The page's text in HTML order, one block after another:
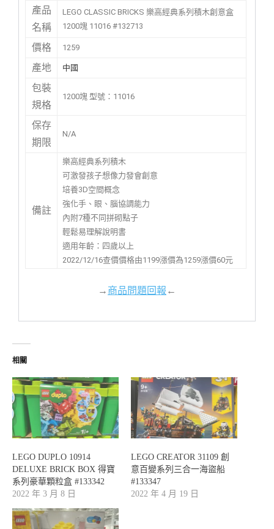
產品
名稱
LEGO CLASSIC BRICKS 樂高經典系列積木創意盒
1200塊 11016 #132713
價格 1259
產地 中國
包裝
規格
1200塊 型號：11016
保存
期限
N/A
備註
樂高經典系列積木
可激發孩子想像力發會創意
培養3D空間概念
強化手、眼、腦協調能力
內附7種不同拼砌點子
輕鬆易理解說明書
適用年齡：四歲以上
2022/12/16查價價格由1199漲價為1259漲價60元
→商品問題回報←
相關
LEGO DUPLO 10914
DELUXE BRICK BOX 得寶
系列豪華顆粒盒 #133342
2022 年 3 月 8 日
LEGO CREATOR 31109 創
意百變系列三合一海盜船
#133347
2022 年 4 月 19 日